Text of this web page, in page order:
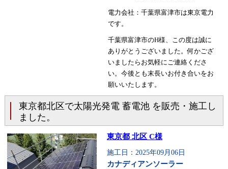
電力会社：千葉県富津市は東京電力
です。
千葉県富津市のH様、この度は誠に
ありがとうございました。何かござ
いましたらお気軽にご連絡くださ
い。今後とも末長いお付き合いをお
願いいたします。
東京都北区で太陽光発電 蓄電池 を販売・施工し
ました。
東京都 北区 C様
施工日：2025年09月06日
カナディアンソーラー